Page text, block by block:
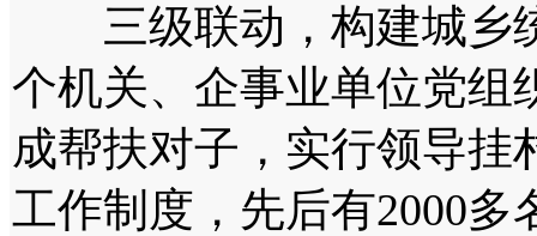
三级联动，构建城乡
个机关、企事业单位党组
成帮扶对子，实行领导挂
工作制度，先后有2000